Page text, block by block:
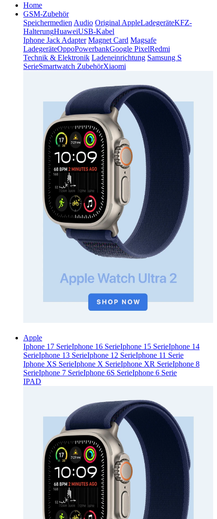
Home
GSM-Zubehör
Speichermedien Audio Original AppleLadegeräteKFZ-
HalterungHuaweiUSB-Kabel
Iphone Jack Adapter Magnet Card Magsafe
LadegeräteOppoPowerbankGoogle PixelRedmi
Technik & Elektronik Ladeneinrichtung Samsung S
SerieSmartwatch ZubehörXiaomi
Apple
Iphone 17 SerieIphone 16 SerieIphone 15 SerieIphone 14
SerieIphone 13 SerieIphone 12 SerieIphone 11 Serie
Iphone XS SerieIphone X SerieIphone XR SerieIphone 8
SerieIphone 7 SerieIphone 6S SerieIphone 6 Serie
IPAD